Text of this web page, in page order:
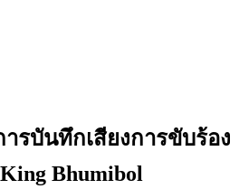
บันทึกเสียงการขับร้อง
Bhumibol